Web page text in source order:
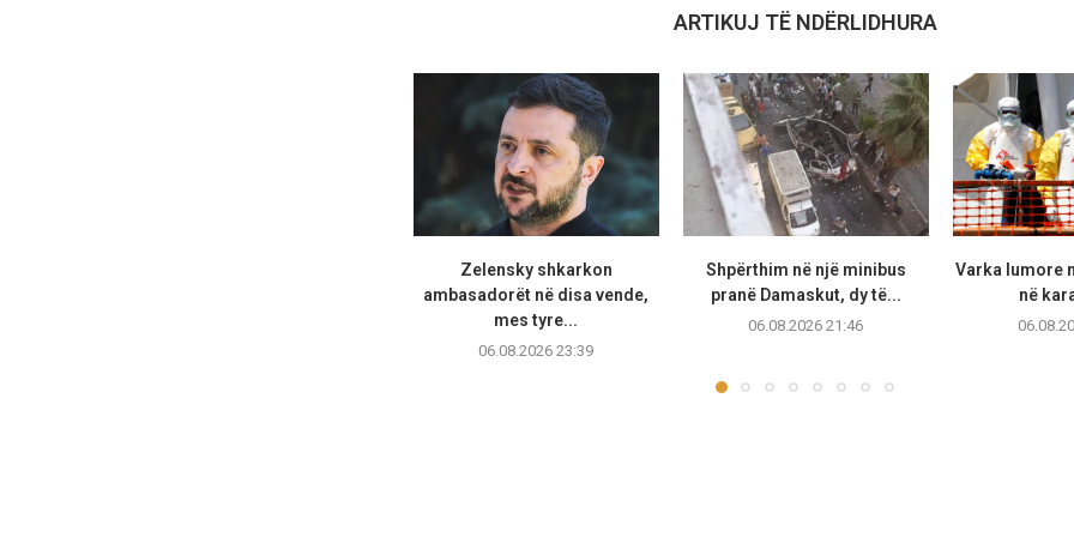
ARTIKUJ TË NDËRLIDHURA
Zelensky shkarkon
ambasadorët në disa vende,
mes tyre...
06.08.2026 23:39
Shpërthim në një minibus
pranë Damaskut, dy të...
06.08.2026 21:46
Varka lumore
në